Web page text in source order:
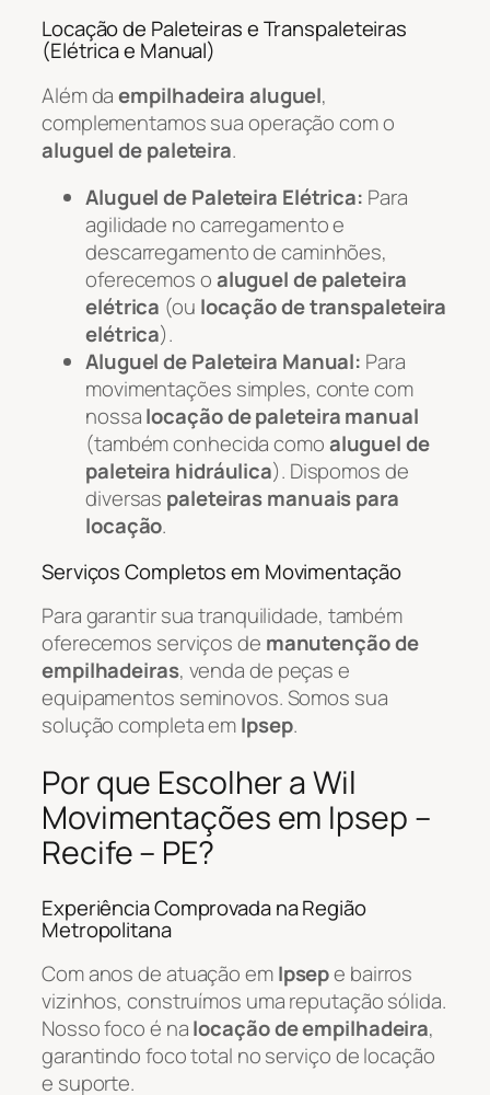
Locação de Paleteiras e Transpaleteiras
(Elétrica e Manual)
Além daempilhadeira aluguel,
complementamos sua operação com o
aluguel de paleteira.
Aluguel de Paleteira Elétrica: Para
agilidade no carregamento e
descarregamento de caminhões,
oferecemos oaluguel de paleteira
elétrica (ou locação de transpaleteira
elétrica).
Aluguel de Paleteira Manual: Para
movimentações simples, conte com
nossalocação de paleteira manual
(também conhecida comoaluguel de
paleteira hidráulica). Dispomos de
diversas paleteiras manuais para
locação.
Serviços Completos em Movimentação
Para garantir sua tranquilidade, também
oferecemos serviços de manutenção de
empilhadeiras, venda de peças e
equipamentos seminovos. Somos sua
solução completa emIpsep.
Por que Escolher a Wil
Movimentações em Ipsep –
Recife – PE?
Experiência Comprovada na Região
Metropolitana
Com anos de atuação emIpsepe bairros
vizinhos, construímos uma reputação sólida.
Nosso foco é nalocação de empilhadeira,
garantindo foco total no serviço de locação
e suporte.